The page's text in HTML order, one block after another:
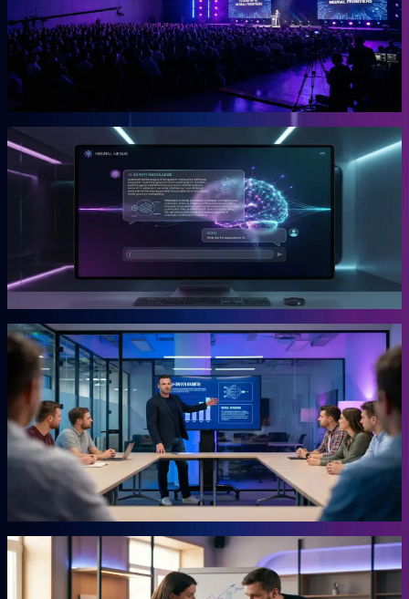
Die OGcon bringt die besten Köpfe zu KI und Marketing auf eine
Bühne. 15.000 Anmeldungen 2024, Gary Vaynerchuk als Gast in
den Jahren 2023 und 2024. Live kostenlos, Aufzeichnungen als
VIP-Ticket.
Gründer
Snipbird
Die KI-Plattform für Unternehmer.
Snipbird ist das Tool, das Benno für Unternehmer gebaut hat. Kein
Hype. Kein Basteln. Bewährte Marketing-Systeme mit KI-
Unterstützung, direkt einsetzbar.
Gründer
KI-Marketing-Studio
Marketing für den Mittelstand, ohne Agentur.
Für Unternehmer, die keine Zeit für Marketing haben und trotzdem
Ergebnisse wollen. Das Studio übernimmt die Arbeit, für die du
sonst eine externe Agentur beauftragen müsstest. Ohne
Agenturpreise, ohne endlose Abstimmungsschleifen.
Mehr erfahren →
Autor
AHEAD Buchserie